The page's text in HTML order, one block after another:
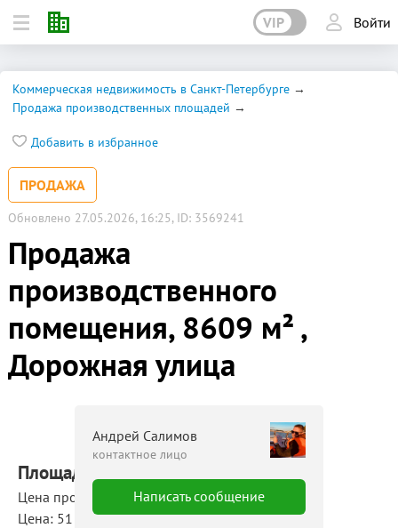
VIP Войти
Коммерческая недвижимость в Санкт-Петербурге
Продажа производственных площадей
Добавить в избранное
ПРОДАЖА
Обновлено 27.05.2026, 16:25, ID: 3569241
Продажа
производственного
помещения, 8609 м² ,
Дорожная улица
Андрей Салимов
контактное лицо
Написать сообщение
Площадь: 8609 м²
Цена продажи: 440 000 000 руб.
Цена: 51 110 руб./м²